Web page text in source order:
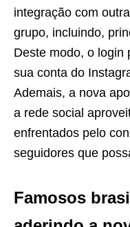
integração com
grupo, incluindo,
Deste modo, o login
sua conta do
Ademais, a nova
a rede social
enfrentados pelo
seguidores que
Famosos